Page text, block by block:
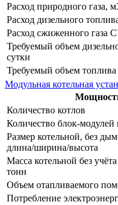
Расход природного газа,
Расход дизельного
Расход сжиженного газа
Требуемый объем
сутки
Требуемый объем
Модульная котельная
Количество котлов
Количество блок-модулей
Размер котельной, без
длина/ширина/высота
Масса котельной без
тонн
Объем отапливаемого
Потребление